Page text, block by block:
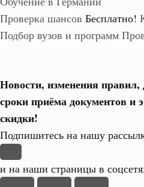
Проверка шансов Бесплатно!
Подбор вузов и программ
Новости, изменения
сроки приёма документов и
скидки!
Подпишитесь на нашу
и на наши страницы в